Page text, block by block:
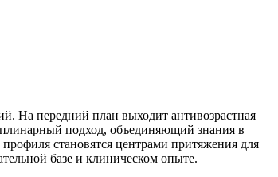
На передний план выходит антивозрастная
подход, объединяющий знания в
становятся центрами притяжения для
базе и клиническом опыте.